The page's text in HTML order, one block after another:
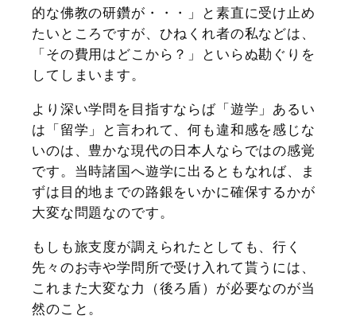
的な佛教の研鑽が・・・」と素直に受け止め
たいところですが、ひねくれ者の私などは、
「その費用はどこから？」といらぬ勘ぐりを
してしまいます。
より深い学問を目指すならば「遊学」あるい
は「留学」と言われて、何も違和感を感じな
いのは、豊かな現代の日本人ならではの感覚
です。当時諸国へ遊学に出るともなれば、ま
ずは目的地までの路銀をいかに確保するかが
大変な問題なのです。
もしも旅支度が調えられたとしても、行く
先々のお寺や学問所で受け入れて貰うには、
これまた大変な力（後ろ盾）が必要なのが当
然のこと。